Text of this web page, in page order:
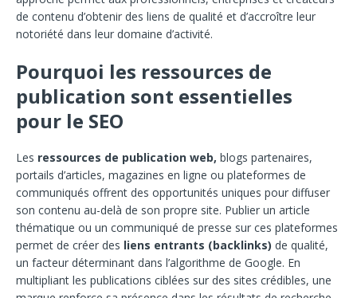
de contenu d’obtenir des liens de qualité et d’accroître leur
notoriété dans leur domaine d’activité.
Pourquoi les ressources de
publication sont essentielles
pour le SEO
Les ressources de publication web, blogs partenaires,
portails d’articles, magazines en ligne ou plateformes de
communiqués offrent des opportunités uniques pour diffuser
son contenu au-delà de son propre site. Publier un article
thématique ou un communiqué de presse sur ces plateformes
permet de créer des liens entrants (backlinks) de qualité,
un facteur déterminant dans l’algorithme de Google. En
multipliant les publications ciblées sur des sites crédibles, une